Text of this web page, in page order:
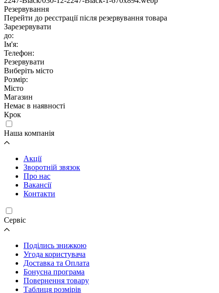
Резервування
Перейти до реєстрації після резервування товара
Зарезервувати
до:
Ім'я:
Телефон:
Резервувати
Виберіть місто
Розмір:
Місто
Магазин
Немає в наявності
Крок
Наша компанія
Акції
Зворотній звязок
Про нас
Вакансії
Контакти
Cервіс
Поділись знижкою
Угода користувача
Доставка та Оплата
Бонусна програма
Повернення товару
Таблиця розмірів